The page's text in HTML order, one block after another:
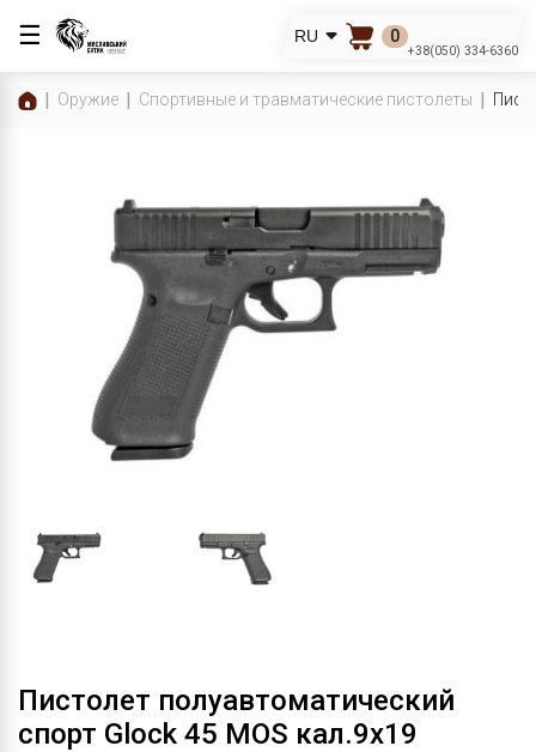
☰ RU 0
+38(050) 334-6360
Оружие Спортивные и травматические пистолеты
Пистолет полуавтоматический
спорт Glock 45 MOS кал.9х19